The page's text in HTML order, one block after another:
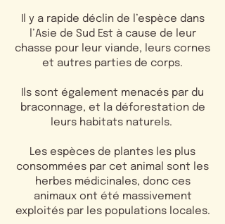
Il y a rapide déclin de l’espèce dans
l’Asie de Sud Est à cause de leur
chasse pour leur viande, leurs cornes
et autres parties de corps.
Ils sont également menacés par du
braconnage, et la déforestation de
leurs habitats naturels.
Les espèces de plantes les plus
consommées par cet animal sont les
herbes médicinales, donc ces
animaux ont été massivement
exploités par les populations locales.